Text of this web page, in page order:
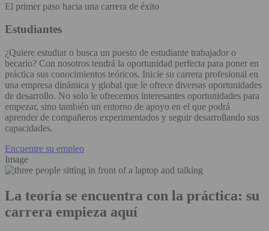
El primer paso hacia una carrera de éxito
Estudiantes
¿Quiere estudiar o busca un puesto de estudiante trabajador o
becario? Con nosotros tendrá la oportunidad perfecta para poner en
práctica sus conocimientos teóricos. Inicie su carrera profesional en
una empresa dinámica y global que le ofrece diversas oportunidades
de desarrollo. No solo le ofrecemos interesantes oportunidades para
empezar, sino también un entorno de apoyo en el que podrá
aprender de compañeros experimentados y seguir desarrollando sus
capacidades.
Encuentre su empleo
Image
La teoría se encuentra con la práctica: su
carrera empieza aquí